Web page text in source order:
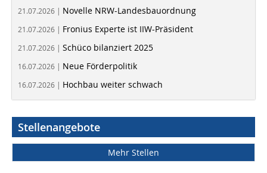
21.07.2026 | Novelle NRW-Landesbauordnung
21.07.2026 | Fronius Experte ist IIW-Präsident
21.07.2026 | Schüco bilanziert 2025
16.07.2026 | Neue Förderpolitik
16.07.2026 | Hochbau weiter schwach
Stellenangebote
Mehr Stellen